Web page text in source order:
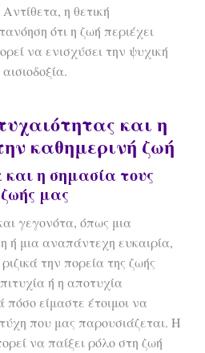
η θετική
ότι η ζωή περιέχει
να ενισχύσει την ψυχική
και η
καθημερινή ζωή
η σημασία τους
μας
γεγονότα, όπως μια
ή μια αναπάντεχη ευκαιρία,
την πορεία της ζωής
ή η αποτυχία
είμαστε έτοιμοι να
που μας παρουσιάζεται. Η
να παίξει ρόλο στη ζωή